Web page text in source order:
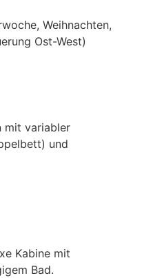
Weihnachten,
Ost-West)
mit variabler
und
Kabine mit
Bad.